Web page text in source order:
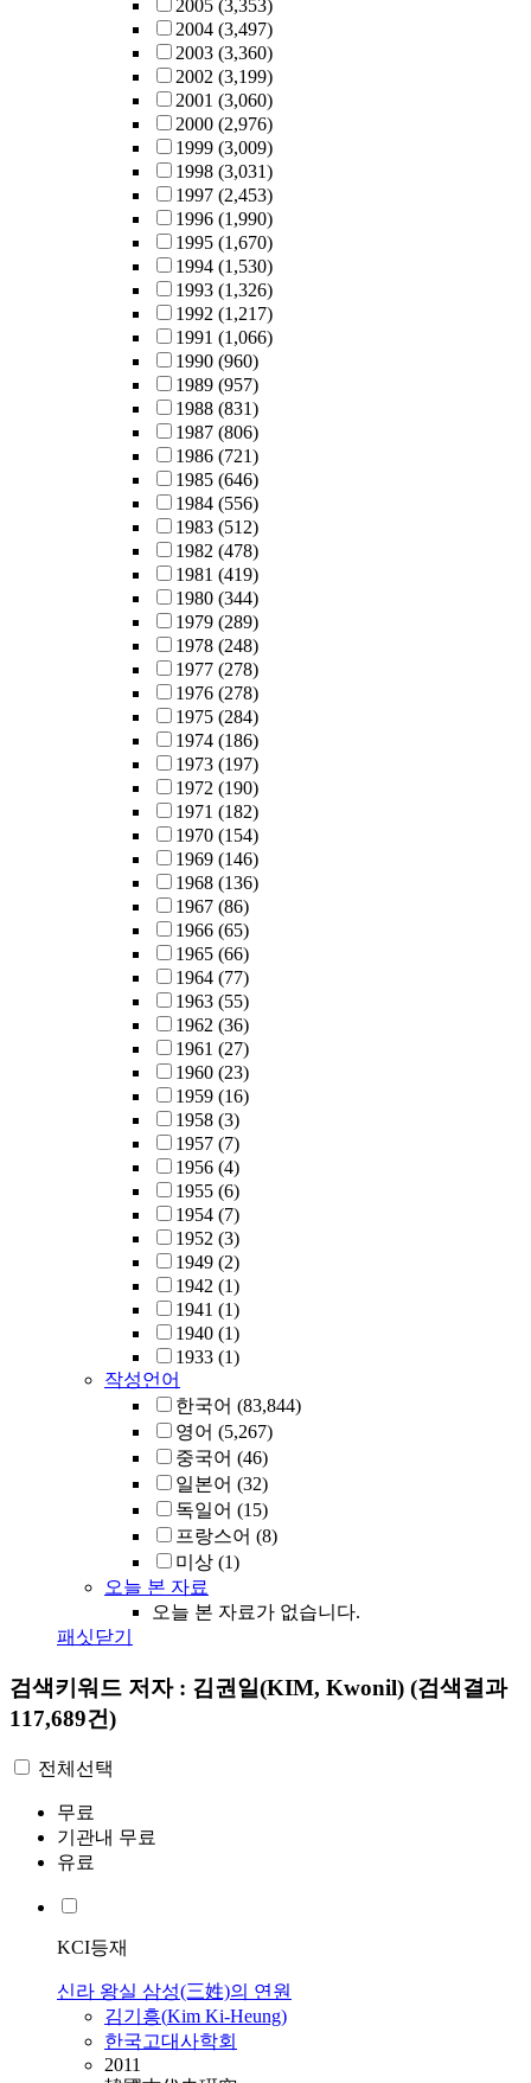
2005 (3,353)
2004 (3,497)
2003 (3,360)
2002 (3,199)
2001 (3,060)
2000 (2,976)
1999 (3,009)
1998 (3,031)
1997 (2,453)
1996 (1,990)
1995 (1,670)
1994 (1,530)
1993 (1,326)
1992 (1,217)
1991 (1,066)
1990 (960)
1989 (957)
1988 (831)
1987 (806)
1986 (721)
1985 (646)
1984 (556)
1983 (512)
1982 (478)
1981 (419)
1980 (344)
1979 (289)
1978 (248)
1977 (278)
1976 (278)
1975 (284)
1974 (186)
1973 (197)
1972 (190)
1971 (182)
1970 (154)
1969 (146)
1968 (136)
1967 (86)
1966 (65)
1965 (66)
1964 (77)
1963 (55)
1962 (36)
1961 (27)
1960 (23)
1959 (16)
1958 (3)
1957 (7)
1956 (4)
1955 (6)
1954 (7)
1952 (3)
1949 (2)
1942 (1)
1941 (1)
1940 (1)
1933 (1)
작성언어
한국어 (83,844)
영어 (5,267)
중국어 (46)
일본어 (32)
독일어 (15)
프랑스어 (8)
미상 (1)
오늘 본 자료
오늘 본 자료가 없습니다.
패싯닫기
검색키워드 저자 : 김권일(KIM, Kwonil) (검색결과
117,689건)
전체선택
무료
기관내 무료
유료
KCI등재
신라 왕실 삼성(三姓)의 연원
김기흥(Kim Ki-Heung)
한국고대사학회
2011